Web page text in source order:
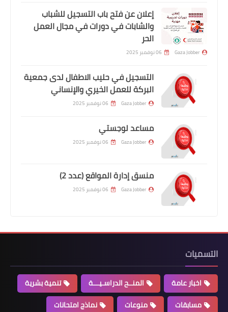
إعلان عن فتح باب التسجيل للشباب
والشابات في دورات في مجال العمل
الحر
Gaza Jobber 06 نوفمبر 2025
التسجيل في حليب الاطفال لدى جمعية
البركة للعمل الخيري والإنساني
Gaza Jobber 06 نوفمبر 2025
مساعد لوجستي
Gaza Jobber 06 نوفمبر 2025
منسق إدارة المواقع (عدد 2)
Gaza Jobber 06 نوفمبر 2025
التسميات
اخبار عامة المنــح الدراسـيـــة
تنمية بشرية
مسابقات
منوعات
نماذج امتحانات